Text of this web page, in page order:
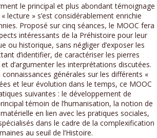
le principal et plus abondant témoignage
lecture » s’est considérablement enrichie
Proposé sur cinq séances, le MOOC fera
intéressants de la Préhistoire pour leur
ou historique, sans négliger d’exposer les
d’identifier, de caractériser les pierres
d’argumenter les interprétations discutées.
connaissances générales sur les différents «
et leur évolution dans le temps, ce MOOC
suivantes : le développement de
témoin de l’humanisation, la notion de
en lien avec les pratiques sociales,
dans le cadre de la complexification
au seuil de l’Histoire.